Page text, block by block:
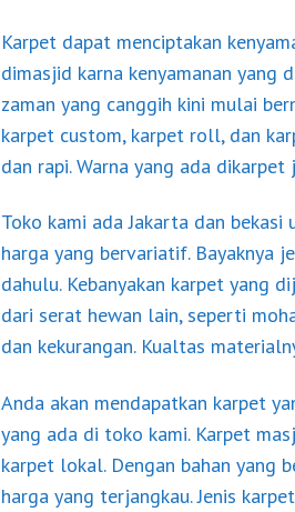
Karpet dapat menciptakan
dimasjid karna kenyamanan yang
zaman yang canggih kini mulai
karpet custom, karpet roll, dan
dan rapi. Warna yang ada
Toko kami ada Jakarta dan
harga yang bervariatif. Bayaknya
dahulu. Kebanyakan karpet yang
dari serat hewan lain, seperti
dan kekurangan. Kualtas
Anda akan mendapatkan karpet
yang ada di toko kami. Karpet
karpet lokal. Dengan bahan yang
harga yang terjangkau. Jenis